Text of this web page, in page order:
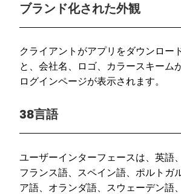
ブランド化された外観
クライアントがアプリをダウンロー
と、会社名、ロゴ、カラースキーム
ログインページが表示されます。
38言語
ユーザーインターフェースは、英語
フランス語、スペイン語、ポルトガ
ア語、オランダ語、スウェーデン語